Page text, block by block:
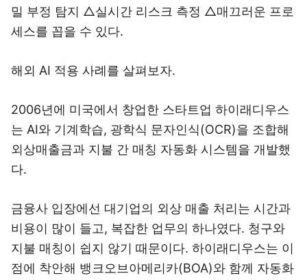
밀 부정 탐지 △실시간 리스크 측정 △매끄러운 프로
세스를 꼽을 수 있다.
해외 AI 적용 사례를 살펴보자.
2006년에 미국에서 창업한 스타트업 하이래디우스
는 AI와 기계학습, 광학식 문자인식(OCR)을 조합해
외상매출금과 지불 간 매칭 자동화 시스템을 개발했
다.
금융사 입장에선 대기업의 외상 매출 처리는 시간과
비용이 많이 들고, 복잡한 업무의 하나였다. 청구와
지불 매칭이 쉽지 않기 때문이다. 하이래디우스는 이
점에 착안해 뱅크오브아메리카(BOA)와 함께 자동화